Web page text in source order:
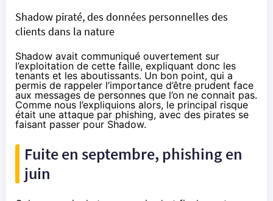
Shadow piraté, des données personnelles des
clients dans la nature
Shadow avait communiqué ouvertement sur
l’exploitation de cette faille, expliquant donc les
tenants et les aboutissants. Un bon point, qui a
permis de rappeler l’importance d’être prudent face
aux messages de personnes que l’on ne connait pas.
Comme nous l’expliquions alors, le principal risque
était une attaque par phishing, avec des pirates se
faisant passer pour Shadow.
Fuite en septembre, phishing en
juin